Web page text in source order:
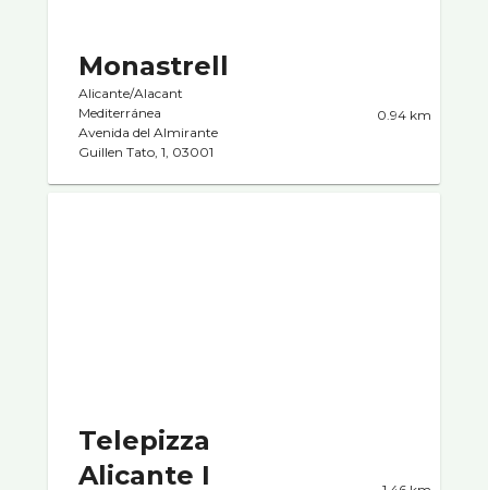
Monastrell
Alicante/Alacant
Mediterránea
Avenida del Almirante
Guillen Tato, 1, 03001
0.94 km
Telepizza
Alicante I